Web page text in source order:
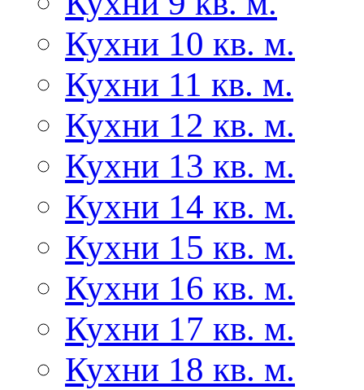
Кухни 10 кв. м.
Кухни 11 кв. м.
Кухни 12 кв. м.
Кухни 13 кв. м.
Кухни 14 кв. м.
Кухни 15 кв. м.
Кухни 16 кв. м.
Кухни 17 кв. м.
Кухни 18 кв. м.